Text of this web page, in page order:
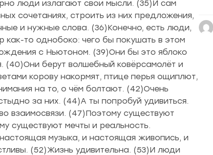
люди излагают свои мысли. (35)И сам
сочетаниях, строить из них предложения,
и нужные слова. (36)Конечно, есть люди,
как-то однобоко: чего бы покушать в этом
с Ньютоном. (39)Они бы это яблоко
(40)Они берут волшебный ковёрсамолёт и
корову накормят, птице перья ощиплют,
на то, о чём болтают. (42)Очень
за них. (44)А ты попробуй удивиться.
взаимосвязи. (47)Поэтому существуют
существуют мечты и реальность.
музыка, и настоящая живопись, и
(52)Жизнь удивительна. (53)И люди